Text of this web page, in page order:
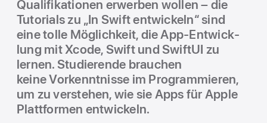
Qualifikationen erwerben wollen – die
Tutorials zu „In Swift ent­wickeln“ sind
eine tolle Möglich­keit, die App-Ent­wick­
lung mit Xcode, Swift und SwiftUI zu
lernen. Studie­rende brau­chen
keine Vorkenntnisse im Pro­grammieren,
um zu ver­stehen, wie sie Apps für Apple
Platt­formen ent­wickeln.